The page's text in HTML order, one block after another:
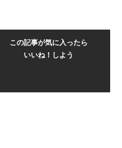
この記事が気に入ったら
いいね！しよう